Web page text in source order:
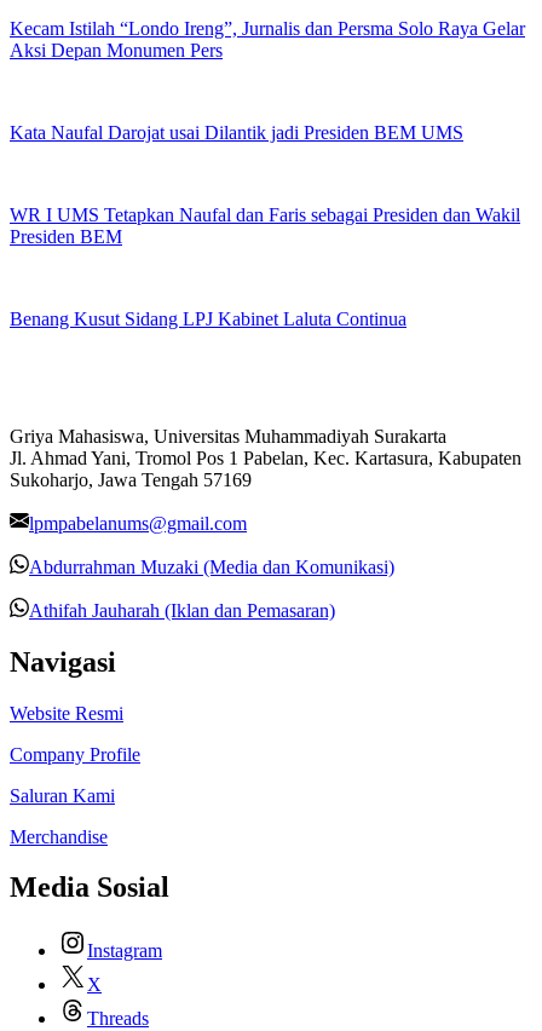
Kecam Istilah “Londo Ireng”, Jurnalis dan Persma Solo Raya Gelar
Aksi Depan Monumen Pers
Kata Naufal Darojat usai Dilantik jadi Presiden BEM UMS
WR I UMS Tetapkan Naufal dan Faris sebagai Presiden dan Wakil
Presiden BEM
Benang Kusut Sidang LPJ Kabinet Laluta Continua
Griya Mahasiswa, Universitas Muhammadiyah Surakarta
Jl. Ahmad Yani, Tromol Pos 1 Pabelan, Kec. Kartasura, Kabupaten
Sukoharjo, Jawa Tengah 57169
lpmpabelanums@gmail.com
Abdurrahman Muzaki (Media dan Komunikasi)
Athifah Jauharah (Iklan dan Pemasaran)
Navigasi
Website Resmi
Company Profile
Saluran Kami
Merchandise
Media Sosial
Instagram
X
Threads